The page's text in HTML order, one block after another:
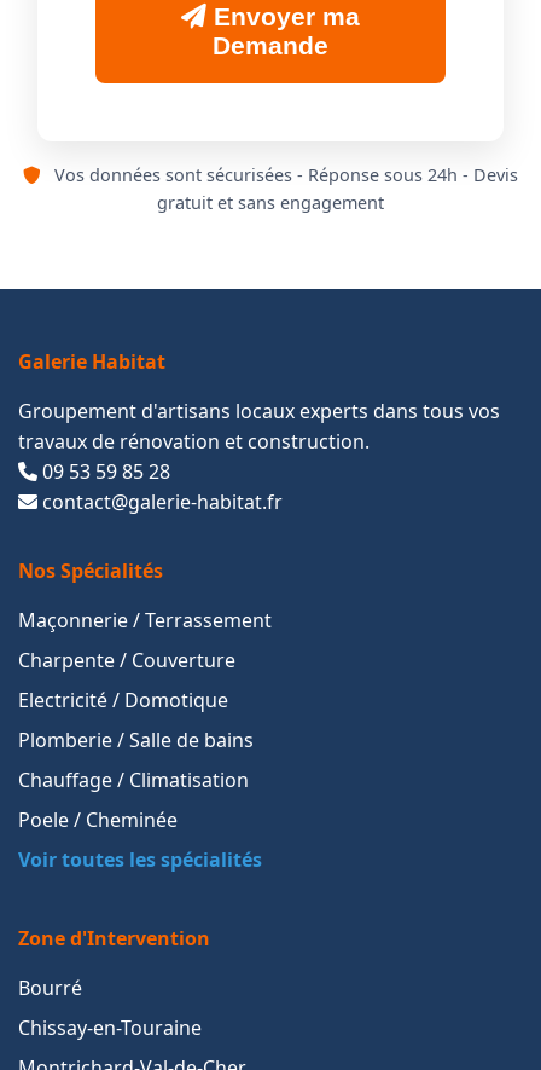
Envoyer ma
Demande
Vos données sont sécurisées - Réponse sous 24h - Devis
gratuit et sans engagement
Galerie Habitat
Groupement d'artisans locaux experts dans tous vos
travaux de rénovation et construction.
09 53 59 85 28
contact@galerie-habitat.fr
Nos Spécialités
Maçonnerie / Terrassement
Charpente / Couverture
Electricité / Domotique
Plomberie / Salle de bains
Chauffage / Climatisation
Poele / Cheminée
Voir toutes les spécialités
Zone d'Intervention
Bourré
Chissay-en-Touraine